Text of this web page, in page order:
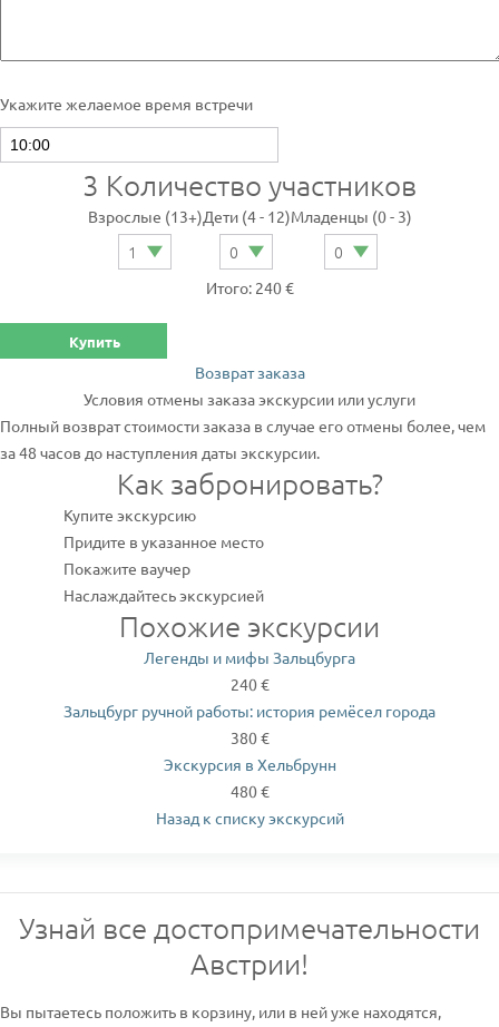
Укажите желаемое время встречи
3 Количество участников
Взрослые (13+)Дети (4 - 12)Младенцы (0 - 3)
Итого: 240 €
Купить
Возврат заказа
Условия отмены заказа экскурсии или услуги
Полный возврат стоимости заказа в случае его отмены более, чем
за 48 часов до наступления даты экскурсии.
Как забронировать?
Купите экскурсию
Придите в указанное место
Покажите ваучер
Наслаждайтесь экскурсией
Похожие экскурсии
Легенды и мифы Зальцбурга
240 €
Зальцбург ручной работы: история ремёсел города
380 €
Экскурсия в Хельбрунн
480 €
Назад к списку экскурсий
Узнай все достопримечательности
Австрии!
Вы пытаетесь положить в корзину, или в ней уже находятся,